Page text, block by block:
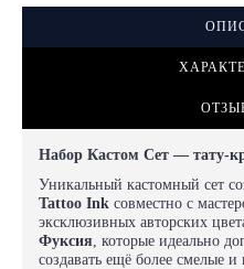
Набор Кастом Сет — тату-
Уникальный кастомный сет
Tattoo Ink совместно с
эксклюзивных авторских
Фуксия, которые идеально
создавать ещё более смелые